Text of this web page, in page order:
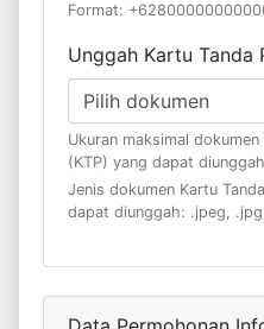
Format:
Unggah Kartu Tanda
Pilih dokumen
Ukuran maksimal
(KTP) yang dapat
Jenis dokumen Kartu
dapat diunggah: .jpeg,